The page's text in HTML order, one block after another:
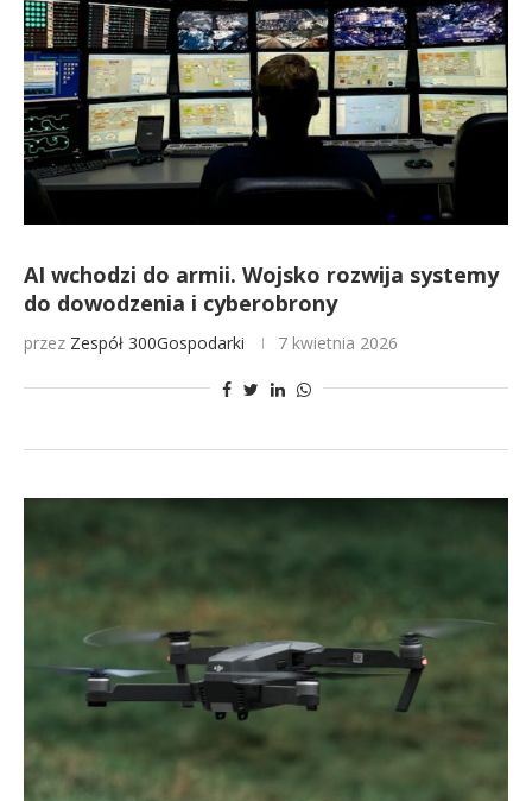
AI wchodzi do armii. Wojsko rozwija systemy
do dowodzenia i cyberobrony
przez Zespół 300Gospodarki 7 kwietnia 2026